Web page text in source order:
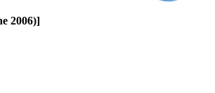
[(Geneva, Switzerland, 15 May-16 June 2006)]